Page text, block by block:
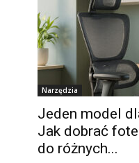
Narzędzia
Jeden model
Jak dobrać
do różnych...